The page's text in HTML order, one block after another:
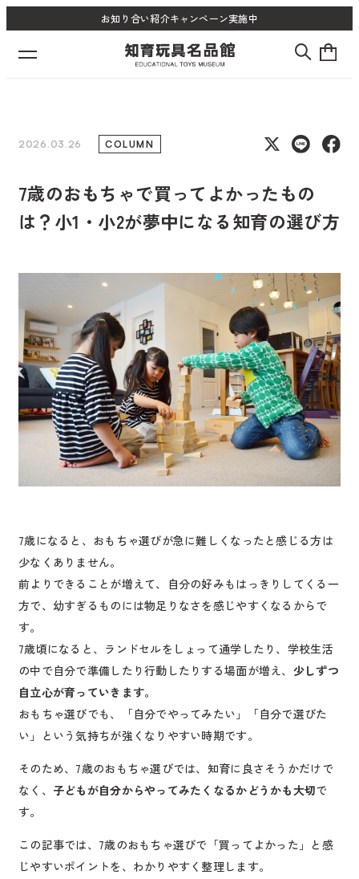
お知り合い紹介キャンペーン実施中
2026.03.26 COLUMN
7歳のおもちゃで買ってよかったもの
は？小1・小2が夢中になる知育の選び方
7歳になると、おもちゃ選びが急に難しくなったと感じる方は
少なくありません。
前よりできることが増えて、自分の好みもはっきりしてくる一
方で、幼すぎるものには物足りなさを感じやすくなるからで
す。
7歳頃になると、ランドセルをしょって通学したり、学校生活
の中で自分で準備したり行動したりする場面が増え、 少しずつ
自立心が育っていきます。
おもちゃ選びでも、「自分でやってみたい」「自分で選びた
い」という気持ちが強くなりやすい時期です。
そのため、7歳のおもちゃ選びでは、知育に良さそうかだけで
なく、 子どもが自分からやってみたくなるかどうかも大切で
す。
この記事では、7歳のおもちゃ選びで「買ってよかった」と感
じやすいポイントを、わかりやすく整理します。